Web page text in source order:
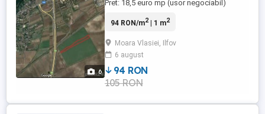
6
Pret: 18,5 euro mp (usor negociabil)
94 RON/m2| 1 m2
Moara Vlasiei, Ilfov
6 august
94 RON
105 RON